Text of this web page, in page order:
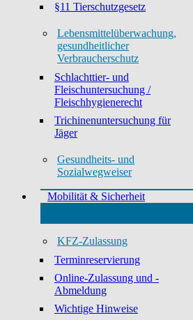
§11 Tierschutzgesetz
Lebensmittelüberwachung,
gesundheitlicher
Verbraucherschutz
Schlachttier- und
Fleischuntersuchung /
Fleischhygienerecht
Trichinenuntersuchung für
Jäger
Gesundheits- und
Sozialwegweiser
Mobilität & Sicherheit
KFZ-Zulassung
Terminreservierung
Online-Zulassung und -
Abmeldung
Wichtige Hinweise